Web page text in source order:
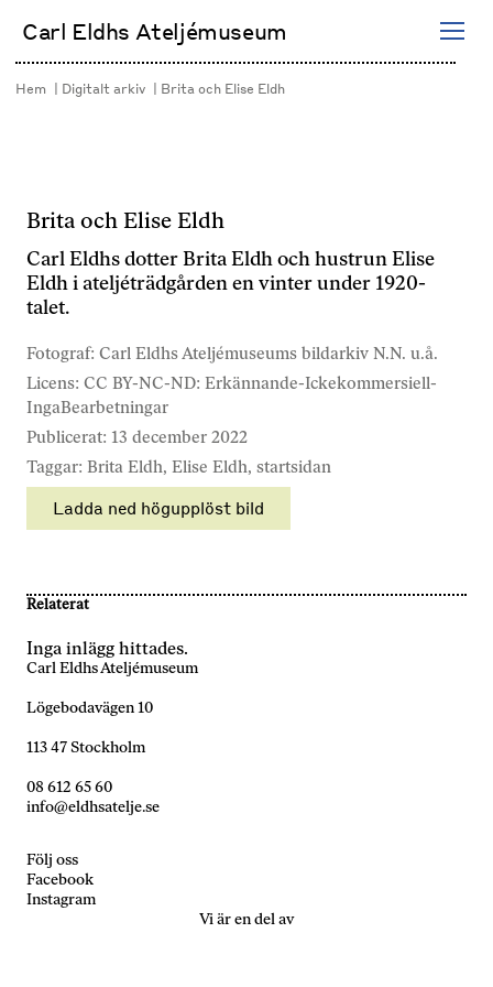
Carl Eldhs Ateljémuseum
Hem Digitalt arkiv Brita och Elise Eldh
Brita och Elise Eldh
Carl Eldhs dotter Brita Eldh och hustrun Elise
Eldh i ateljéträdgården en vinter under 1920-
talet.
Fotograf: Carl Eldhs Ateljémuseums bildarkiv N.N. u.å.
Licens: CC BY-NC-ND: Erkännande-Ickekommersiell-
IngaBearbetningar
Publicerat: 13 december 2022
Taggar: Brita Eldh, Elise Eldh, startsidan
Ladda ned högupplöst bild
Relaterat
Inga inlägg hittades.
Carl Eldhs Ateljémuseum
Lögebodavägen 10
113 47 Stockholm
08 612 65 60
info@eldhsatelje.se
Följ oss
Facebook
Instagram
Vi är en del av
går inte att
behövs för
att hemsidan
taget ska
Statistik
förbättra
hemsidans
funktionalitet